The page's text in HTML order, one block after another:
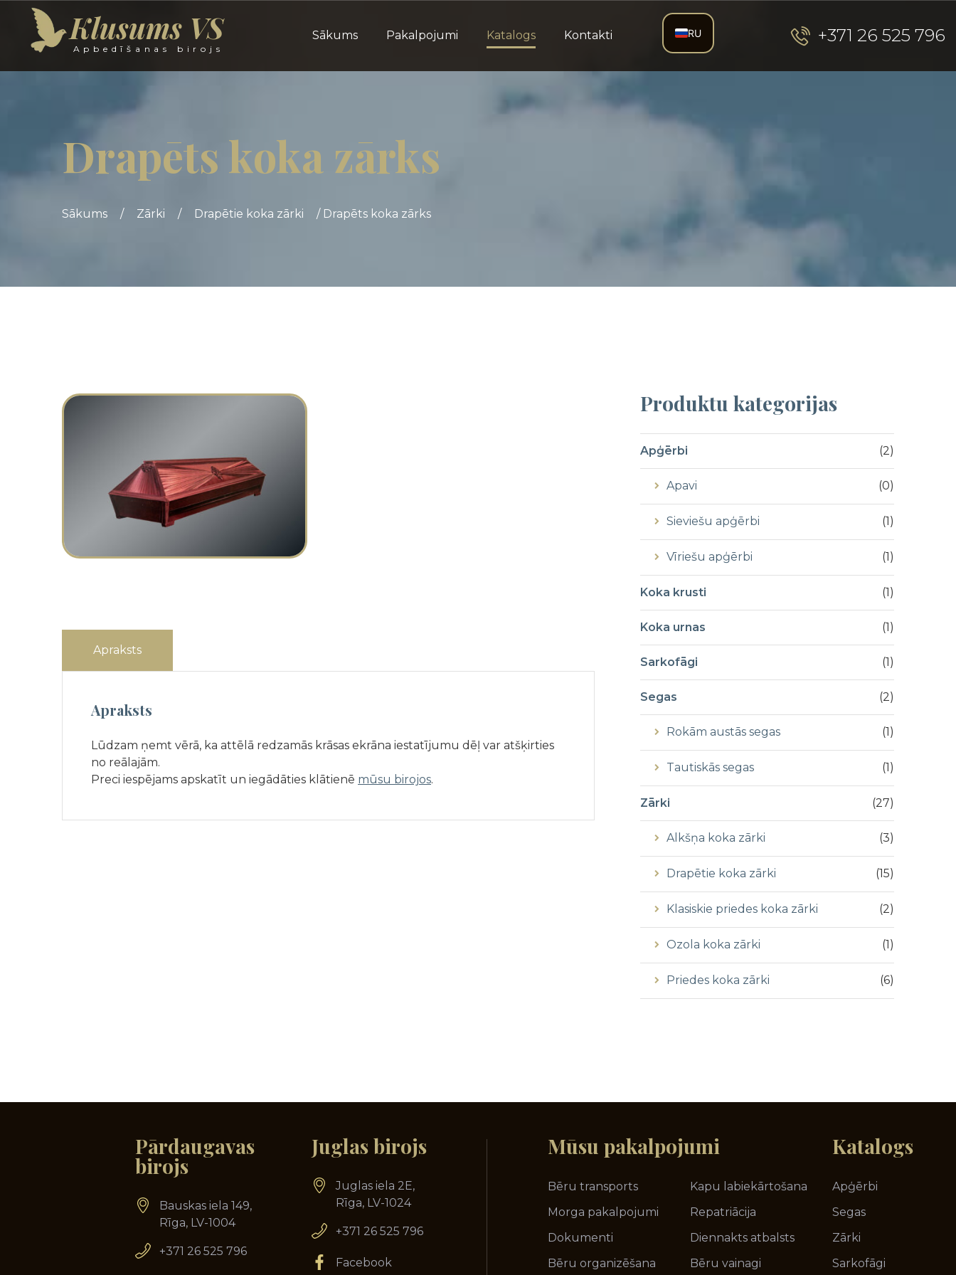
Klusums VS
Apbedīšanas birojs
Sākums Pakalpojumi Katalogs Kontakti RU +371 26 525 796
Drapēts koka zārks
Sākums / Zārki / Drapētie koka zārki / Drapēts koka zārks
Apraksts
Apraksts
Lūdzam ņemt vērā, ka attēlā redzamās krāsas ekrāna iestatījumu dēļ var atšķirties
no reālajām.
Preci iespējams apskatīt un iegādāties klātienē mūsu birojos.
Produktu kategorijas
(2)
Apģērbi
(0)
Apavi
(1)
Sieviešu apģērbi
(1)
Vīriešu apģērbi
(1)
Koka krusti
(1)
Koka urnas
(1)
Sarkofāgi
(2)
Segas
(1)
Rokām austās segas
(1)
Tautiskās segas
(27)
Zārki
(3)
Alkšņa koka zārki
(15)
Drapētie koka zārki
(2)
Klasiskie priedes koka zārki
(1)
Ozola koka zārki
(6)
Priedes koka zārki
Pārdaugavas
birojs
Bauskas iela 149,
Rīga, LV-1004
+371 26 525 796
Juglas birojs
Juglas iela 2E,
Rīga, LV-1024
+371 26 525 796
Facebook
Mūsu pakalpojumi
Bēru transports
Morga pakalpojumi
Dokumenti
Bēru organizēšana
Kapu labiekārtošana
Repatriācija
Diennakts atbalsts
Bēru vainagi
Katalogs
Apģērbi
Segas
Zārki
Sarkofāgi